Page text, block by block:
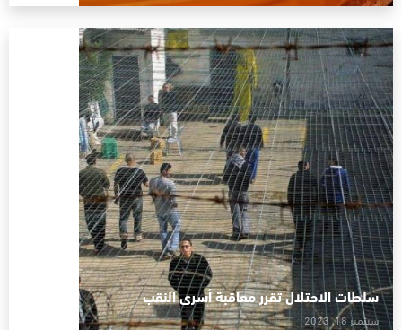
سلطات الاحتلال تقرر معاقبة أسرى النقب
سبتمبر 18, 2023